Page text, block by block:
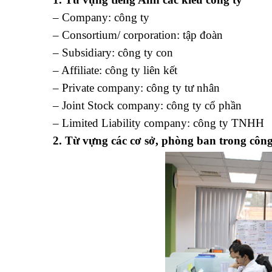
– Company: công ty
– Consortium/ corporation: tập đoàn
– Subsidiary: công ty con
– Affiliate: công ty liên kết
– Private company: công ty tư nhân
– Joint Stock company: công ty cổ phần
– Limited Liability company: công ty TNHH
2. Từ vựng các cơ sở, phòng ban trong